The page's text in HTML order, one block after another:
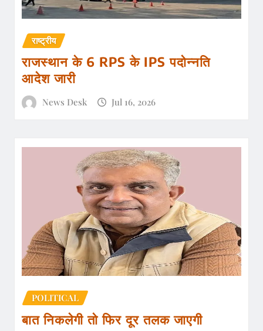
राष्ट्रीय
राजस्थान के 6 RPS के IPS पदोन्नति
आदेश जारी
News Desk Jul 16, 2026
POLITICAL
बात निकलेगी तो फिर दूर तलक जाएगी